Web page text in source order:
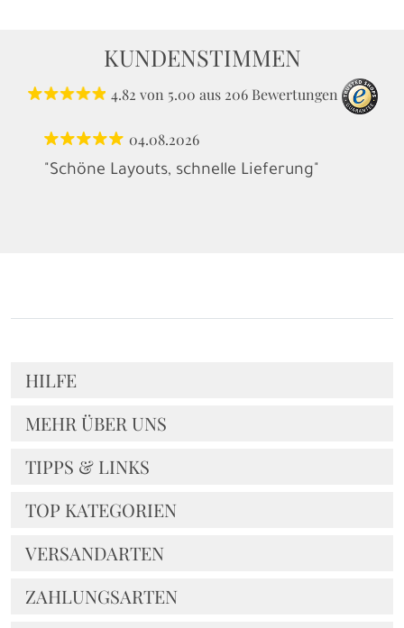
KUNDENSTIMMEN
4.82 von 5.00 aus 206 Bewertungen
04.08.2026
"Schöne Layouts, schnelle Lieferung"
HILFE
MEHR ÜBER UNS
TIPPS & LINKS
TOP KATEGORIEN
VERSANDARTEN
ZAHLUNGSARTEN